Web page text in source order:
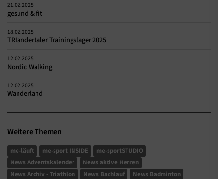
21.02.2025
gesund & fit
18.02.2025
TRIandertaler Trainingslager 2025
12.02.2025
Nordic Walking
12.02.2025
Wanderland
Weitere Themen
me-läuft me-sport INSIDE
me-sportSTUDIO
News Adventskalender
News aktive Herren
News Archiv - Triathlon
News Bachlauf
News Badminton